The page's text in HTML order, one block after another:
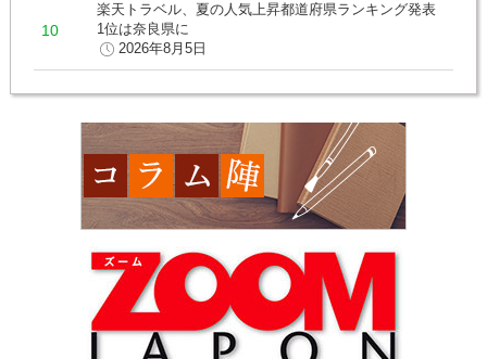
楽天トラベル、夏の人気上昇都道府県ランキング発表
1位は奈良県に
2026年8月5日